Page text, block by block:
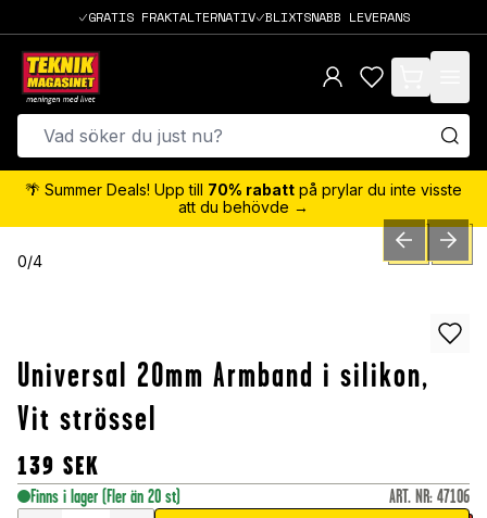
GRATIS FRAKTALTERNATIV BLIXTSNABB LEVERANS
items in cart,
🌴 Summer Deals! Upp till 70% rabatt på prylar du inte visste
att du behövde →
0/4 PREVIOUSNEXT
Universal 20mm Armband i silikon,
Vit strössel
139 SEK
Finns i lager (Fler än 20 st) ART. NR: 47106